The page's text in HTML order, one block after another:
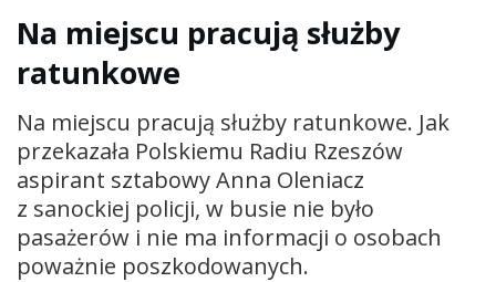
Na miejscu pracują służby
ratunkowe
Na miejscu pracują służby ratunkowe. Jak
przekazała Polskiemu Radiu Rzeszów
aspirant sztabowy Anna Oleniacz
z sanockiej policji, w busie nie było
pasażerów i nie ma informacji o osobach
poważnie poszkodowanych.